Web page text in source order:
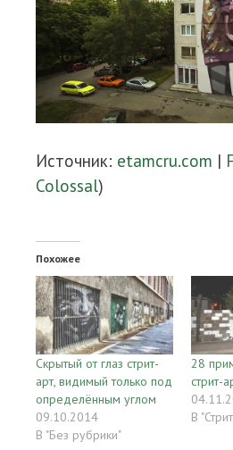
Источник: etamcru.com |
Colossal)
Похожее
Скрытый от глаз стрит-
арт, видимый только под
определённым углом
09.10.2014
В "Без рубрики"
28
стрит-
В